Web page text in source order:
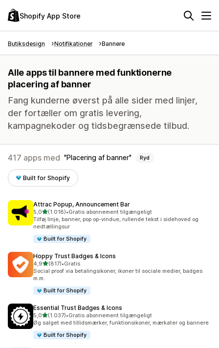
Shopify App Store
Butiksdesign Notifikationer Bannere
Alle apps til bannere med funktionerne
placering af banner
Fang kunderne øverst på alle sider med linjer,
der fortæller om gratis levering,
kampagnekoder og tidsbegrænsede tilbud.
417 apps med Placering af banner Ryd
Built for Shopify
Attrac Popup, Announcement Bar
5,0ud af 5 stjerner
(1.018)
1018 anmeldelser i alt
•Gratis abonnement tilgængeligt
Tilføj linje, banner, pop op-vindue, rullende tekst i sidehoved og
nedtællingsur
Built for Shopify
Hoppy Trust Badges & Icons
4,9ud af 5 stjerner
(817)
817 anmeldelser i alt
•Gratis
Social proof via betalingsikoner, ikoner til sociale medier, badges
m.m.
Built for Shopify
Essential Trust Badges & Icons
5,0ud af 5 stjerner
(1.037)
1037 anmeldelser i alt
•Gratis abonnement tilgængeligt
Øg salget med tillidsmærker, funktionsikoner, mærkater og bannere
Built for Shopify